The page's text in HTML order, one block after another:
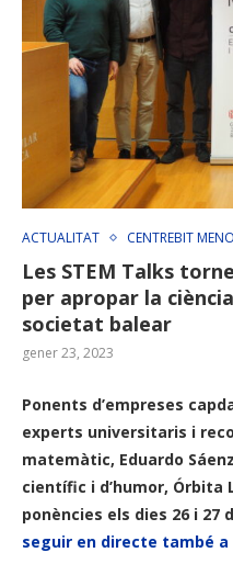
ACTUALITAT CENTREBIT
Les STEM Talks
per apropar la
societat balear
gener 23, 2023
Ponents d’empreses
experts universitaris i
matemàtic, Eduardo
científic i d’humor, Órbita
ponències els dies 26 i 27
seguir en directe també